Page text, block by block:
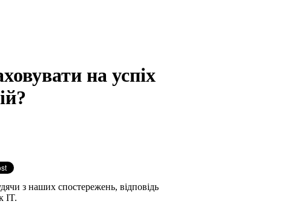
на успіх
з наших спостережень, відповідь
IT.